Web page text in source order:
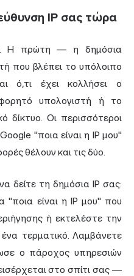
IP σας τώρα
Η πρώτη — η δημόσια
που βλέπει το υπόλοιπο
ό,τι έχει κολλήσει ο
υπολογιστή ή το
δίκτυο. Οι περισσότεροι
"ποια είναι η IP μου"
θέλουν και τις δύο.
δείτε τη δημόσια IP σας:
"ποια είναι η IP μου" που
ή εκτελέστε την
τερματικό. Λαμβάνετε
ο πάροχος υπηρεσιών
στο σπίτι σας —